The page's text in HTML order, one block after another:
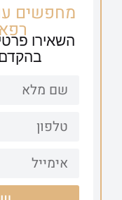
מחפשים
השאירו